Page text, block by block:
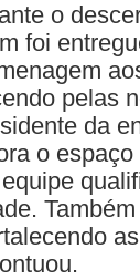
o
foi
pelas
da
o